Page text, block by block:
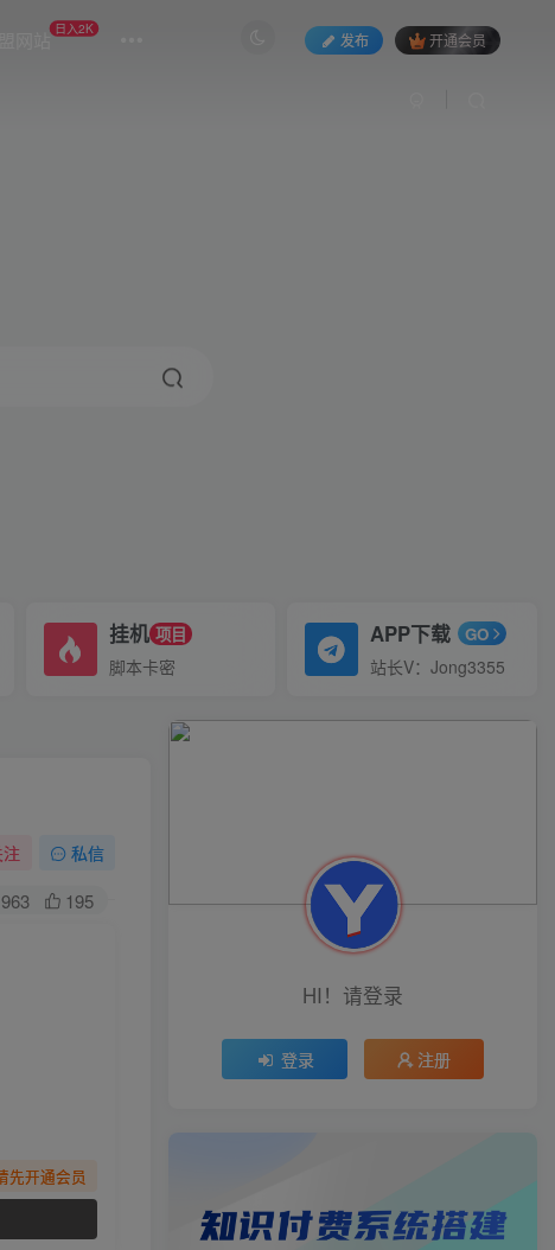
盟网站 日入2K
发布 开通会员
挂机 项目
脚本卡密
APP下载 GO
站长V：Jong3355
私信
195
先开通会员
HI！请登录
登录 注册